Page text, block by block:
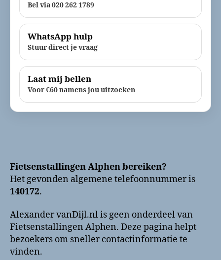
Bel via 020 262 1789
WhatsApp hulp
Stuur direct je vraag
Laat mij bellen
Voor €60 namens jou uitzoeken
Fietsenstallingen Alphen bereiken?
Het gevonden algemene telefoonnummer is
140172.
Alexander vanDijl.nl is geen onderdeel van
Fietsenstallingen Alphen. Deze pagina helpt
bezoekers om sneller contactinformatie te
vinden.